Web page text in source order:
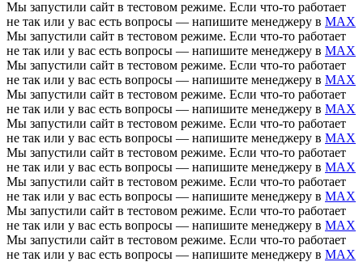
Мы запустили сайт в тестовом режиме. Если что-то работает
не так или у вас есть вопросы — напишите менеджеру в MAX
Мы запустили сайт в тестовом режиме. Если что-то работает
не так или у вас есть вопросы — напишите менеджеру в MAX
Мы запустили сайт в тестовом режиме. Если что-то работает
не так или у вас есть вопросы — напишите менеджеру в MAX
Мы запустили сайт в тестовом режиме. Если что-то работает
не так или у вас есть вопросы — напишите менеджеру в MAX
Мы запустили сайт в тестовом режиме. Если что-то работает
не так или у вас есть вопросы — напишите менеджеру в MAX
Мы запустили сайт в тестовом режиме. Если что-то работает
не так или у вас есть вопросы — напишите менеджеру в MAX
Мы запустили сайт в тестовом режиме. Если что-то работает
не так или у вас есть вопросы — напишите менеджеру в MAX
Мы запустили сайт в тестовом режиме. Если что-то работает
не так или у вас есть вопросы — напишите менеджеру в MAX
Мы запустили сайт в тестовом режиме. Если что-то работает
не так или у вас есть вопросы — напишите менеджеру в MAX